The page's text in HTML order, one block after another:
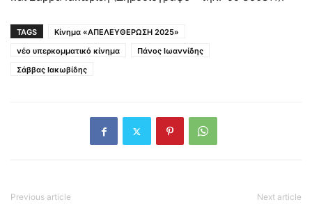
TAGS
Κίνημα «ΑΠΕΛΕΥΘΕΡΩΣΗ 2025»
νέο υπερκομματικό κίνημα
Πάνος Ιωαννίδης
Σάββας Ιακωβίδης
Previous article Next article